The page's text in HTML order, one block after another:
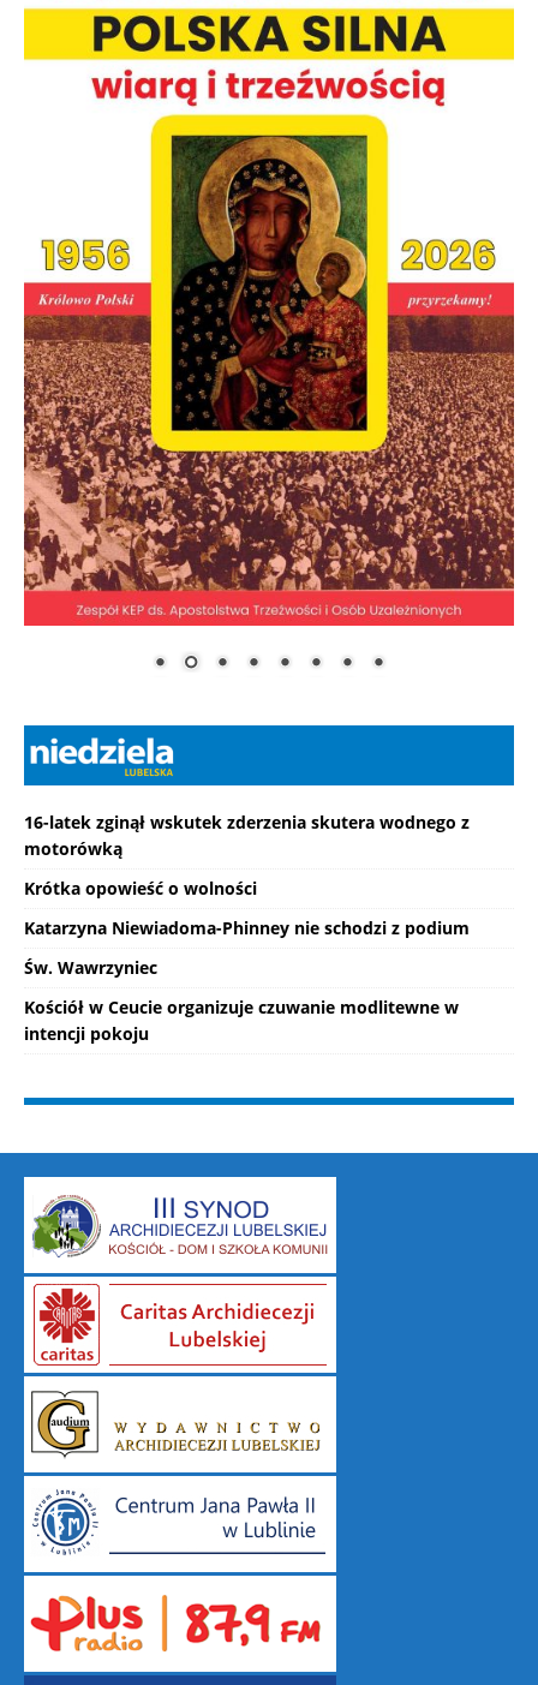
16-latek zginął wskutek zderzenia skutera wodnego z
motorówką
Krótka opowieść o wolności
Katarzyna Niewiadoma-Phinney nie schodzi z podium
Św. Wawrzyniec
Kościół w Ceucie organizuje czuwanie modlitewne w
intencji pokoju